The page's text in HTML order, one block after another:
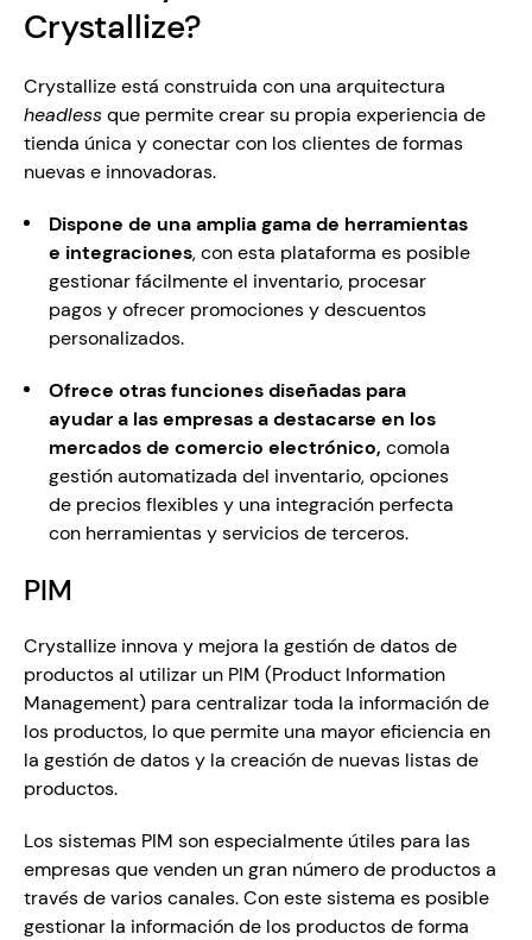
Crystallize?
headless que permite crear su propia experiencia de
tienda única y conectar con los clientes de formas
Dispone de una amplia gama de herramientas
e integraciones, con esta plataforma es posible
gestionar fácilmente el inventario, procesar
pagos y ofrecer promociones y descuentos
personalizados.
Ofrece otras funciones diseñadas para
ayudar a las empresas a destacarse en los
mercados de comercio electrónico, comola
gestión automatizada del inventario, opciones
de precios flexibles y una integración perfecta
con herramientas y servicios de terceros.
PIM
Crystallize innova y mejora la gestión de datos de
productos al utilizar un PIM (Product Information
Management) para centralizar toda la información de
los productos, lo que permite una mayor eficiencia en
la gestión de datos y la creación de nuevas listas de
productos.
Los sistemas PIM son especialmente útiles para las
empresas que venden un gran número de productos a
través de varios canales. Con este sistema es posible
gestionar la información de los productos de forma